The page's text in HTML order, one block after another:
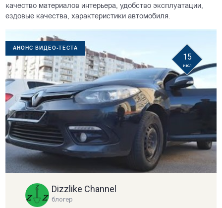
качество материалов интерьера, удобство эксплуатации,
ездовые качества, характеристики автомобиля.
АНОНС ВИДЕО-ТЕСТА
15
июл
Dizzlike Channel
блогер